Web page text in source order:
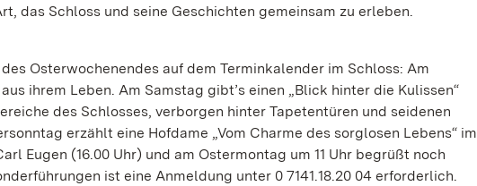
das Schloss und seine Geschichten gemeinsam zu erleben.
Osterwochenendes auf dem Terminkalender im Schloss: Am
ihrem Leben. Am Samstag gibt’s einen „Blick hinter die Kulissen“
des Schlosses, verborgen hinter Tapetentüren und seidenen
erzählt eine Hofdame „Vom Charme des sorglosen Lebens“ im
Eugen (16.00 Uhr) und am Ostermontag um 11 Uhr begrüßt noch
ist eine Anmeldung unter 0 7141.18.20 04 erforderlich.